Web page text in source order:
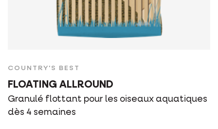
COUNTRY'S BEST
FLOATING ALLROUND
Granulé flottant pour les oiseaux aquatiques
dès 4 semaines